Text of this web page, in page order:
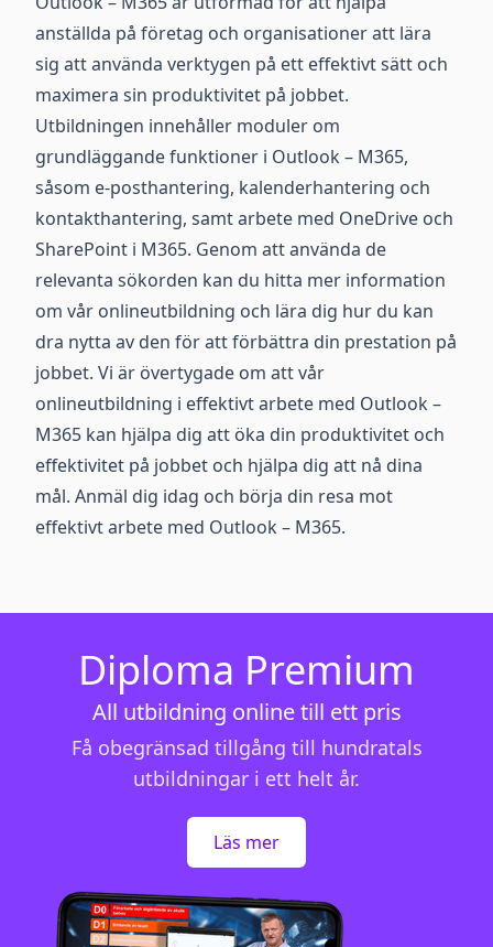
anställda på företag och organisationer att lära
sig att använda verktygen på ett effektivt sätt och
maximera sin produktivitet på jobbet.
Utbildningen innehåller moduler om
grundläggande funktioner i Outlook – M365,
såsom e-posthantering, kalenderhantering och
kontakthantering, samt arbete med OneDrive och
SharePoint i M365. Genom att använda de
relevanta sökorden kan du hitta mer information
om vår onlineutbildning och lära dig hur du kan
dra nytta av den för att förbättra din prestation på
jobbet. Vi är övertygade om att vår
onlineutbildning i effektivt arbete med Outlook –
M365 kan hjälpa dig att öka din produktivitet och
effektivitet på jobbet och hjälpa dig att nå dina
mål. Anmäl dig idag och börja din resa mot
effektivt arbete med Outlook – M365.
Diploma Premium
All utbildning online till ett pris
Få obegränsad tillgång till hundratals
utbildningar i ett helt år.
Läs mer